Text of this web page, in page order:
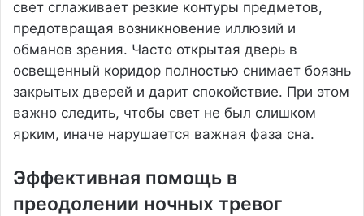
свет сглаживает резкие контуры предметов,
предотвращая возникновение иллюзий и
обманов зрения. Часто открытая дверь в
освещенный коридор полностью снимает боязнь
закрытых дверей и дарит спокойствие. При этом
важно следить, чтобы свет не был слишком
ярким, иначе нарушается важная фаза сна.
Эффективная помощь в
преодолении ночных тревог